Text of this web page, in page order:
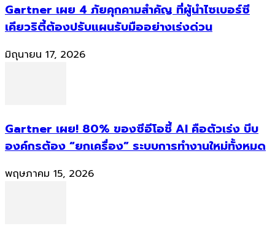
Gartner เผย 4 ภัยคุกคามสำคัญ ที่ผู้นำไซเบอร์ซี
เคียวริตี้ต้องปรับแผนรับมืออย่างเร่งด่วน
มิถุนายน 17, 2026
Gartner เผย! 80% ของซีอีโอชี้ AI คือตัวเร่ง บีบ
องค์กรต้อง “ยกเครื่อง” ระบบการทำงานใหม่ทั้งหมด
พฤษภาคม 15, 2026